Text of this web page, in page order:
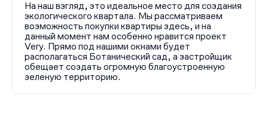
На наш взгляд, это идеальное место для создания
экологического квартала. Мы рассматриваем
возможность покупки квартиры здесь, и на
данный момент нам особенно нравится проект
Very. Прямо под нашими окнами будет
располагаться Ботанический сад, а застройщик
обещает создать огромную благоустроенную
зеленую территорию.